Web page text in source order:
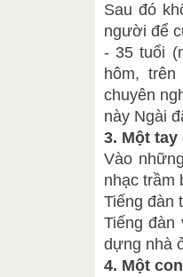
Sau đó
người để
- 35 tuổi
hôm,
chuyên
này Ngài
3. Một
Vào
nhạc trầm
Tiếng đàn
Tiếng đàn
dựng nhà
4. Một